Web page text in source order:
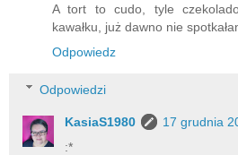
A tort to cudo, tyle
kawałku, już dawno nie
Odpowiedz
Odpowiedzi
KasiaS1980
17 grudnia
:*